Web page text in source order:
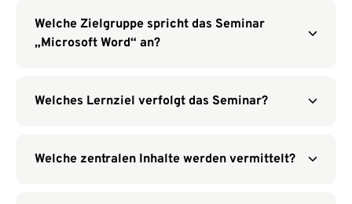
Welche Zielgruppe spricht das Seminar
„Microsoft Word“ an?
Welches Lernziel verfolgt das Seminar?
Welche zentralen Inhalte werden vermittelt?